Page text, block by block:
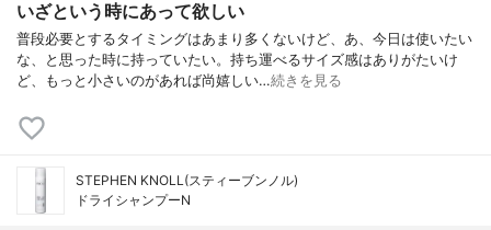
いざという時にあって欲しい
普段必要とするタイミングはあまり多くないけど、あ、今日は使いたい
な、と思った時に持っていたい。持ち運べるサイズ感はありがたいけ
ど、もっと小さいのがあれば尚嬉しい…続きを見る
STEPHEN KNOLL(スティーブンノル)
ドライシャンプーN